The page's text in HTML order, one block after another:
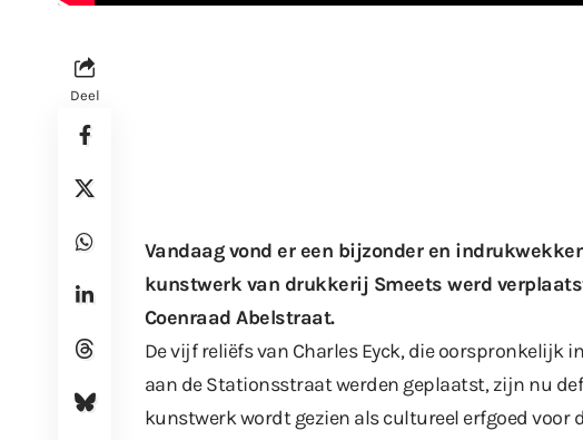
Deel
Vandaag vond er een bijzonder en
kunstwerk van drukkerij Smeets werd
Coenraad Abelstraat.
De vijf reliëfs van Charles Eyck, die oorspronkelijk
aan de Stationsstraat werden geplaatst, zijn nu
kunstwerk wordt gezien als cultureel erfgoed voor